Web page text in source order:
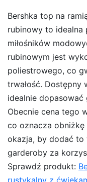
Bershka top na
rubinowy to
miłośników
rubinowym jest
poliestrowego, co
trwałość. Dostępny
idealnie
Obecnie cena tego
co oznacza obniżkę
okazja, by dodać to
garderoby za
Sprawdź produkt: